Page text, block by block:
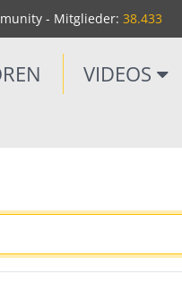
- Mitglieder: 38.433
VIDEOS